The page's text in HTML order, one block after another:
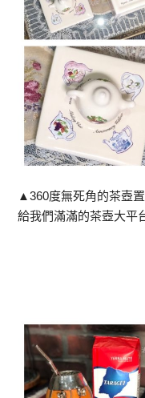
▲360度無死角的茶壺
給我們滿滿的茶壺大平